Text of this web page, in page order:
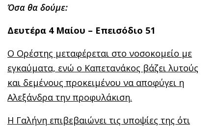
Όσα θα δούμε:
Δευτέρα 4 Μαίου – Επεισόδιο 51
Ο Ορέστης μεταφέρεται στο νοσοκομείο µε
εγκαύματα, ενώ ο Καπετανάκος βάζει λυτούς
και δεμένους προκειμένου να αποφύγει η
Αλεξάνδρα την προφυλάκιση.
Η Γαλήνη επιβεβαιώνει τις υποψίες της ότι